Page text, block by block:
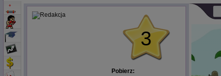
3
Pobierz: